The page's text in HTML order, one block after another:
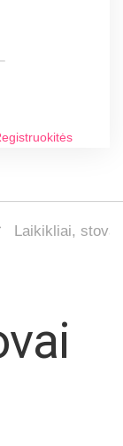
Laikikliai, stovai